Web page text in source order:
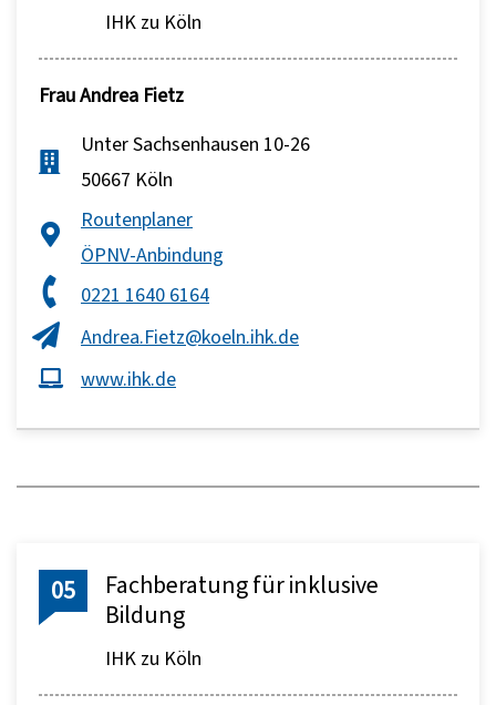
IHK zu Köln
FrauAndrea Fietz
Unter Sachsenhausen 10-26
50667 Köln
Routenplaner
ÖPNV-Anbindung
0221 1640 6164
Andrea.Fietz@koeln.ihk.de
www.ihk.de
05
Fachberatung für inklusive
Bildung
IHK zu Köln